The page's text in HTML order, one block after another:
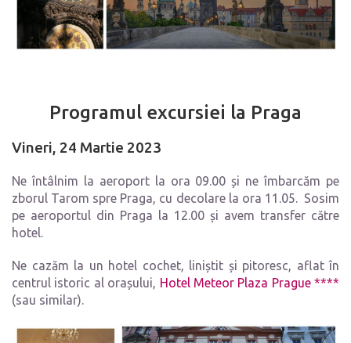
Programul excursiei la Praga
Vineri, 24 Martie 2023
Ne întâlnim la aeroport la ora 09.00 și ne îmbarcăm pe
zborul Tarom spre Praga, cu decolare la ora 11.05. Sosim
pe aeroportul din Praga la 12.00 și avem transfer către
hotel.
Ne cazăm la un hotel cochet, liniștit și pitoresc, aflat în
centrul istoric al orașului, Hotel Meteor Plaza Prague ****
(sau similar).